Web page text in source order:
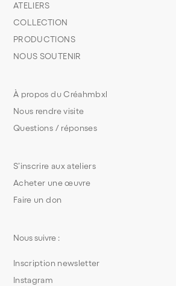
S’inscrire aux ateliers
Acheter une œuvre
Faire un don
À propos du Créahmbxl
Nous rendre visite
Questions / réponses
ATELIERS
COLLECTION
PRODUCTIONS
NOUS SOUTENIR
Nous suivre :
Inscription newsletter
Instagram